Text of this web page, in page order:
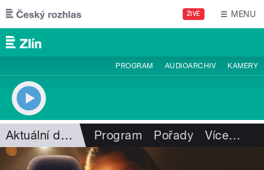
Přejít k hlavnímu obsahu
ŽIVĚ MENU
PROGRAM AUDIOARCHIV KAMERY
Aktuální dění Program Pořady Více…